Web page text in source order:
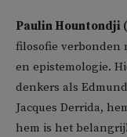
Paulin Hountondji
filosofie verbonden
en epistemologie.
denkers als
Jacques Derrida,
hem is het